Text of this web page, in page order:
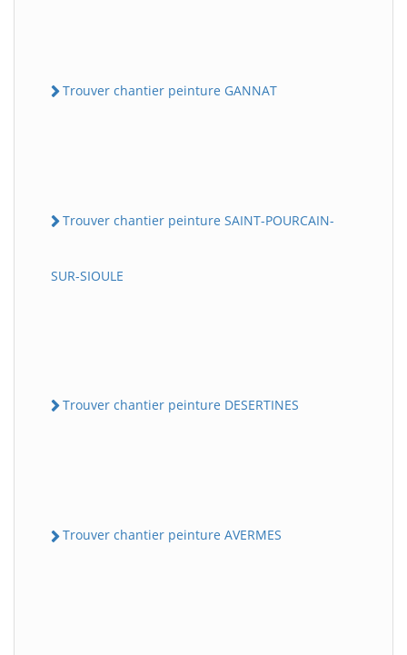
Trouver chantier peinture GANNAT
Trouver chantier peinture SAINT-POURCAIN-
SUR-SIOULE
Trouver chantier peinture DESERTINES
Trouver chantier peinture AVERMES